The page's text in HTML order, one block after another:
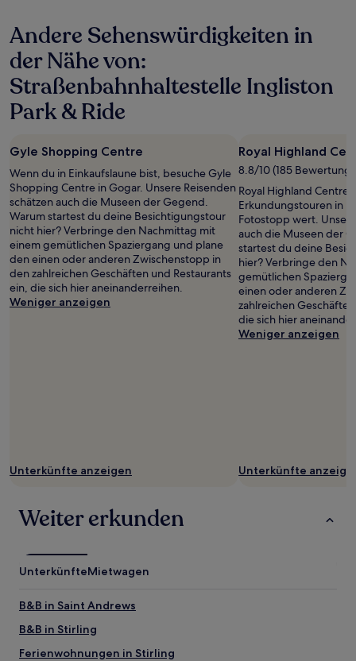
Andere Sehenswürdigkeiten in
der Nähe von:
Straßenbahnhaltestelle Ingliston
Park & Ride
Gyle Shopping Centre
Wenn du in Einkaufslaune bist, besuche Gyle
Shopping Centre in Gogar. Unsere Reisenden
schätzen auch die Museen der Gegend.
Warum startest du deine Besichtigungstour
nicht hier? Verbringe den Nachmittag mit
einem gemütlichen Spaziergang und plane
den einen oder anderen Zwischenstopp in
den zahlreichen Geschäften und Restaurants
ein, die sich hier aneinanderreihen.
Weniger anzeigen
Unterkünfte anzeigen
Royal Highland
8.8/10 (185
Royal Highland Centre
Erkundungstouren in
Fotostopp wert.
auch die Museen der
startest du deine
hier? Verbringe den
gemütlichen
einen oder anderen
zahlreichen
die sich hier
Weniger anzeigen
Unterkünfte
Weiter erkunden
UnterkünfteMietwagen
B&B in Saint Andrews
B&B in Stirling
Ferienwohnungen in Stirling